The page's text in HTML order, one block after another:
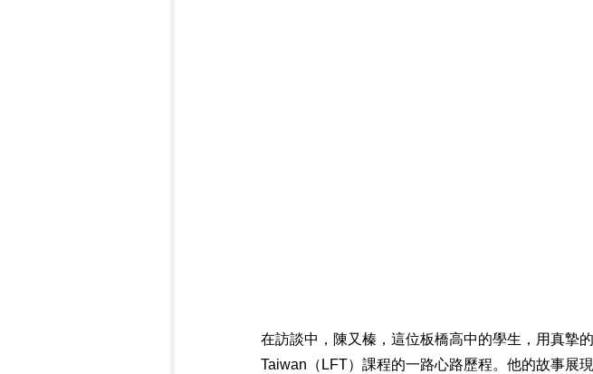
在訪談中，陳又榛，這位板橋高中的學生，用真摯
Taiwan（LFT）課程的一路心路歷程。他的故事展